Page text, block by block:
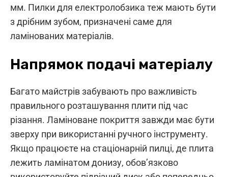
мм. Пилки для електролобзика теж мають бути
з дрібним зубом, призначені саме для
ламінованих матеріалів.
Напрямок подачі матеріалу
Багато майстрів забувають про важливість
правильного розташування плити під час
різання. Ламіноване покриття завжди має бути
зверху при використанні ручного інструменту.
Якщо працюєте на стаціонарній пилці, де плита
лежить ламінатом донизу, обов’язково